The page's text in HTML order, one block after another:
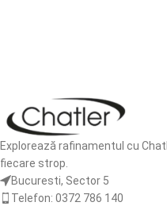
Explorează rafinamentul cu
fiecare strop.
Bucuresti, Sector 5
Telefon: 0372 786 140